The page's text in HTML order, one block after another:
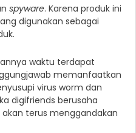
spyware. Karena produk ini
digunakan sebagai
waktu terdapat
memanfaatkan
virus worm dan
digifriends berusaha
terus menggandakan